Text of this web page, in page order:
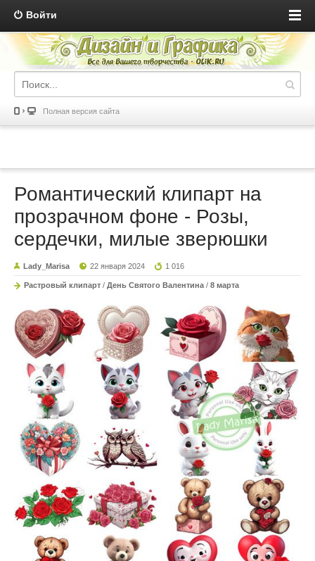
Войти
Полная версия сайта
Романтический клипарт на
прозрачном фоне - Розы,
сердечки, милые зверюшки
Lady_Marisa 22 января 2024 1 016
Растровый клипарт / День Святого Валентина / 8 марта